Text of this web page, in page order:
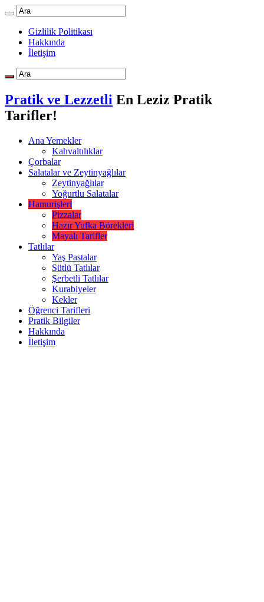
Gizlilik Politikası
Hakkında
İletişim
Pratik ve Lezzetli En Leziz Pratik
Tarifler!
Ana Yemekler
Kahvaltılıklar
Çorbalar
Salatalar ve Zeytinyağlılar
Zeytinyağlılar
Yoğurtlu Salatalar
Hamurişleri
Pizzalar
Hazır Yufka Börekleri
Mayalı Tarifler
Tatlılar
Yaş Pastalar
Sütlü Tatlılar
Şerbetli Tatlılar
Kurabiyeler
Kekler
Öğrenci Tarifleri
Pratik Bilgiler
Hakkında
İletişim